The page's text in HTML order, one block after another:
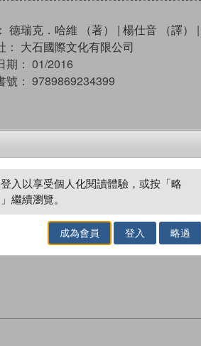
德瑞克．哈維 （著） | 楊仕音 （譯） |
： 大石國際文化有限公司
期： 01/2016
號： 9789869234399
加入閱讀紀錄
借閱實體書
入以享受個人化閱讀體驗，或按「略
繼續瀏覽。
成為會員 登入 略過